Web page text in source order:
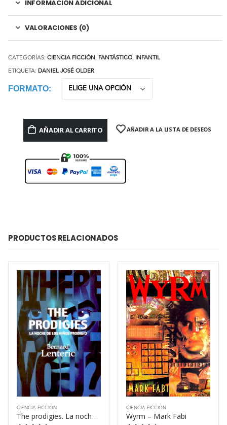
INFORMACIÓN ADICIONAL
VALORACIONES (0)
CATEGORÍAS: CIENCIA FICCIÓN , FANTÁSTICO, INFANTIL
ETIQUETA: DANIEL JOSÉ OLDER
FORMATO
AÑADIR AL CARRITO AÑADIR A LA LISTA DE DESEOS
PRODUCTOS RELACIONADOS
CIENCIA FICCIÓN
The prodigies. La noche de los niños – Bernard Lenteric
CIENCIA FICCIÓN
Wyrm – Mark Fabi